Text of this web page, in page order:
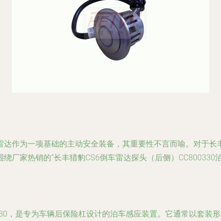
作为一项基础的主动安全装备，其重要性不言而喻。对于
厂家热销的“长丰猎豹CS6倒车雷达探头（后侧）
，是专为车辆后保险杠设计的泊车感应装置。它通常以套装